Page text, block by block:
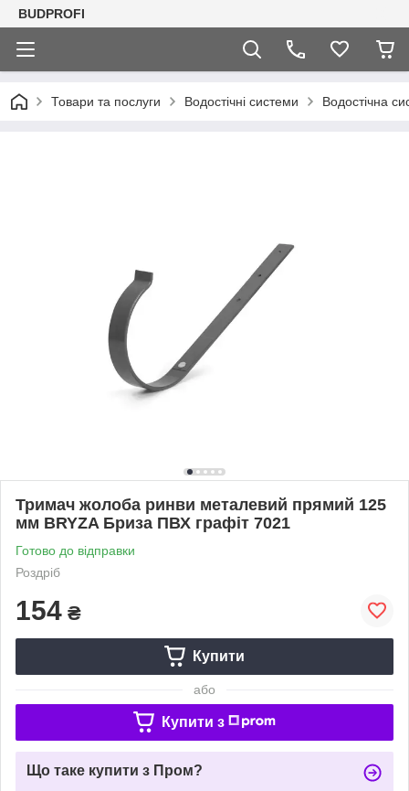
BUDPROFI
Товари та послуги Водостічні системи Водостічна
Тримач жолоба ринви металевий прямий 125
мм BRYZA Бриза ПВХ графіт 7021
Готово до відправки
Роздріб
154 ₴
Купити
або
Купити з
Що таке купити з Пром?